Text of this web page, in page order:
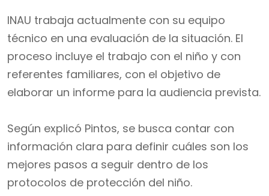
INAU trabaja actualmente con su equipo
técnico en una evaluación de la situación. El
proceso incluye el trabajo con el niño y con
referentes familiares, con el objetivo de
elaborar un informe para la audiencia prevista.
Según explicó Pintos, se busca contar con
información clara para definir cuáles son los
mejores pasos a seguir dentro de los
protocolos de protección del niño.